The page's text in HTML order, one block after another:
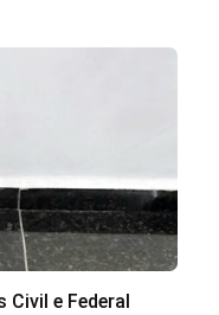
e Federal